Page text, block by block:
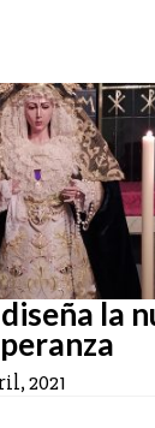
la
2021